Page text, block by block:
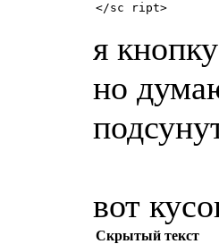
</sc ript>
я
но
вот
Скрытый текст